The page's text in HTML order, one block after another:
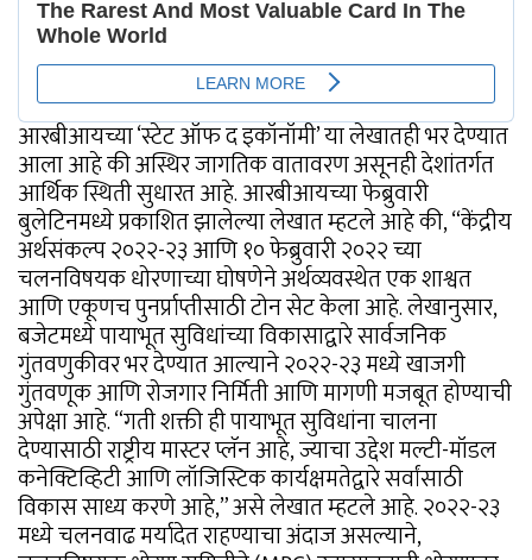
आरबीआयच्या ‘स्टेट ऑफ द इकॉनॉमी’ या लेखातही भर देण्यात
आला आहे की अस्थिर जागतिक वातावरण असूनही देशांतर्गत
आर्थिक स्थिती सुधारत आहे. आरबीआयच्या फेब्रुवारी
बुलेटिनमध्ये प्रकाशित झालेल्या लेखात म्हटले आहे की, “केंद्रीय
अर्थसंकल्प २०२२-२३ आणि १० फेब्रुवारी २०२२ च्या
चलनविषयक धोरणाच्या घोषणेने अर्थव्यवस्थेत एक शाश्वत
आणि एकूणच पुनर्प्राप्तीसाठी टोन सेट केला आहे. लेखानुसार,
बजेटमध्ये पायाभूत सुविधांच्या विकासाद्वारे सार्वजनिक
गुंतवणुकीवर भर देण्यात आल्याने २०२२-२३ मध्ये खाजगी
गुंतवणूक आणि रोजगार निर्मिती आणि मागणी मजबूत होण्याची
अपेक्षा आहे. “गती शक्ती ही पायाभूत सुविधांना चालना
देण्यासाठी राष्ट्रीय मास्टर प्लॅन आहे, ज्याचा उद्देश मल्टी-मॉडल
कनेक्टिव्हिटी आणि लॉजिस्टिक कार्यक्षमतेद्वारे सर्वांसाठी
विकास साध्य करणे आहे,” असे लेखात म्हटले आहे. २०२२-२३
मध्ये चलनवाढ मर्यादेत राहण्याचा अंदाज असल्याने,